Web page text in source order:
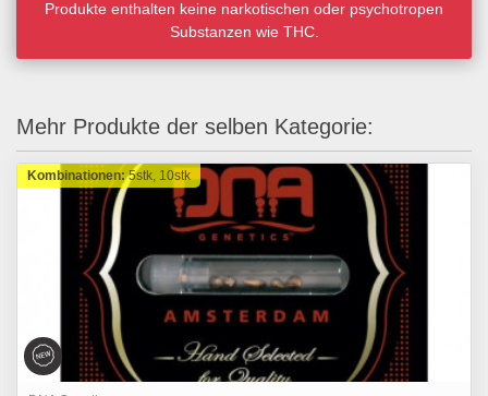
Produkte enthalten keine narkotischen oder psychotropen
Substanzen wie THC.
Mehr Produkte der selben Kategorie:
Kombinationen:5stk, 10stk